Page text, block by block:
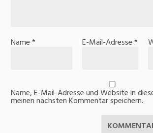
Name* E-Mail-Adresse*
Name, E-Mail-Adresse und Website in
meinen nächsten Kommentar speichern.